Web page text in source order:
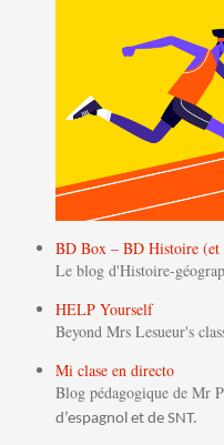
BD Box – BD Histoire (et
Le blog d'Histoire-
HELP Yourself
Beyond Mrs Lesueur's
Mi clase en directo
Blog pédagogique de Mr
d’espagnol et de SNT.